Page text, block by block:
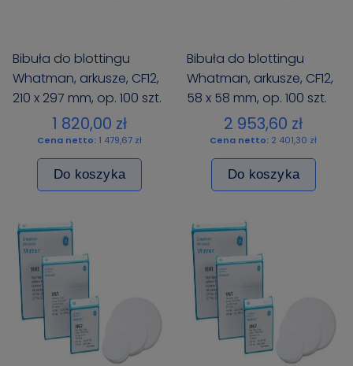
Bibuła do blottingu
Whatman, arkusze, CF12,
210 x 297 mm, op. 100 szt.
1 820,00 zł
Cena netto: 1 479,67 zł
Do koszyka
Bibuła do blottingu
Whatman, arkusze, CF12,
58 x 58 mm, op. 100 szt.
2 953,60 zł
Cena netto: 2 401,30 zł
Do koszyka